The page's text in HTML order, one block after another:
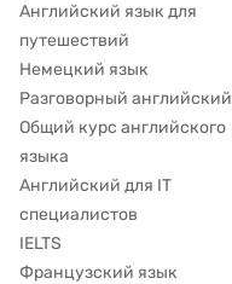
Английский язык для
путешествий
Немецкий язык
Разговорный английский
Общий курс английского
языка
Английский для IT
специалистов
IELTS
Французский язык